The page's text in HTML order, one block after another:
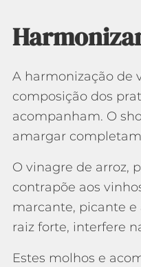
A harmonização de
composição dos
acompanham. O
amargar
O vinagre de arroz,
contrapõe aos
marcante, picante e
raiz forte, interfere
Estes molhos e